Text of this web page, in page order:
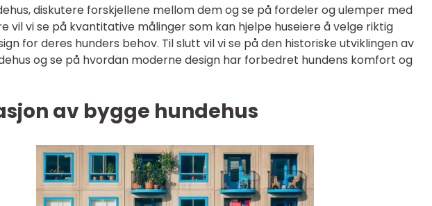
diskutere forskjellene mellom dem og se på fordeler og ulemper med
vil vi se på kvantitative målinger som kan hjelpe huseiere å velge riktig
for deres hunders behov. Til slutt vil vi se på den historiske utviklingen av
og se på hvordan moderne design har forbedret hundens komfort og
av bygge hundehus